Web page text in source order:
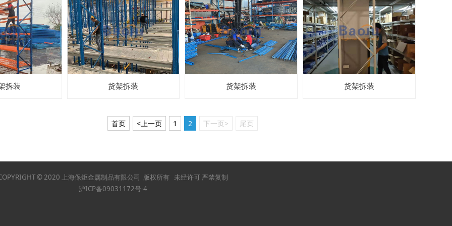
拆装 货架拆装 货架拆装 货架拆装
首页 <上一页 1 2 下一页> 尾页
© 2020 上海保炬金属制品有限公司 版权所有 未经许可 严禁复制
沪ICP备09031172号-4